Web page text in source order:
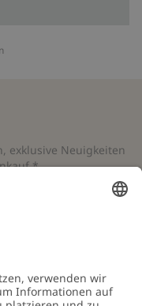
exklusive Neuigkeiten
mit anderen Rabatten
Artikel. Bitte
Schicken